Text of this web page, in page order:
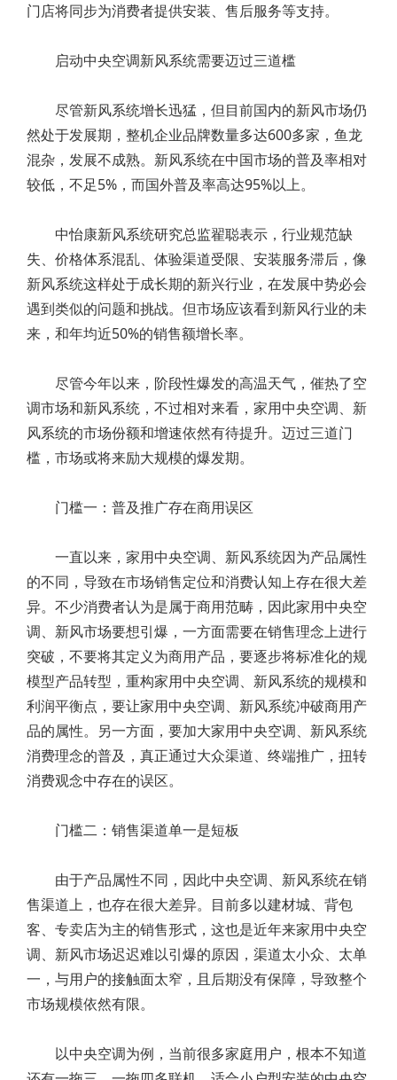
门店将同步为消费者提供安装、售后服务等支持。
启动中央空调新风系统需要迈过三道槛
尽管新风系统增长迅猛，但目前国内的新风市场仍
然处于发展期，整机企业品牌数量多达600多家，鱼龙
混杂，发展不成熟。新风系统在中国市场的普及率相对
较低，不足5%，而国外普及率高达95%以上。
中怡康新风系统研究总监翟聪表示，行业规范缺
失、价格体系混乱、体验渠道受限、安装服务滞后，像
新风系统这样处于成长期的新兴行业，在发展中势必会
遇到类似的问题和挑战。但市场应该看到新风行业的未
来，和年均近50%的销售额增长率。
尽管今年以来，阶段性爆发的高温天气，催热了空
调市场和新风系统，不过相对来看，家用中央空调、新
风系统的市场份额和增速依然有待提升。迈过三道门
槛，市场或将来励大规模的爆发期。
门槛一：普及推广存在商用误区
一直以来，家用中央空调、新风系统因为产品属性
的不同，导致在市场销售定位和消费认知上存在很大差
异。不少消费者认为是属于商用范畴，因此家用中央空
调、新风市场要想引爆，一方面需要在销售理念上进行
突破，不要将其定义为商用产品，要逐步将标准化的规
模型产品转型，重构家用中央空调、新风系统的规模和
利润平衡点，要让家用中央空调、新风系统冲破商用产
品的属性。另一方面，要加大家用中央空调、新风系统
消费理念的普及，真正通过大众渠道、终端推广，扭转
消费观念中存在的误区。
门槛二：销售渠道单一是短板
由于产品属性不同，因此中央空调、新风系统在销
售渠道上，也存在很大差异。目前多以建材城、背包
客、专卖店为主的销售形式，这也是近年来家用中央空
调、新风市场迟迟难以引爆的原因，渠道太小众、太单
一，与用户的接触面太窄，且后期没有保障，导致整个
市场规模依然有限。
以中央空调为例，当前很多家庭用户，根本不知道